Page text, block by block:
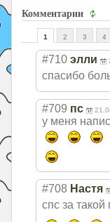
Комментарии
1 2 3 4
#710 элли
спасибо
#709 пс
у меня
#708 Настя
спс за такой